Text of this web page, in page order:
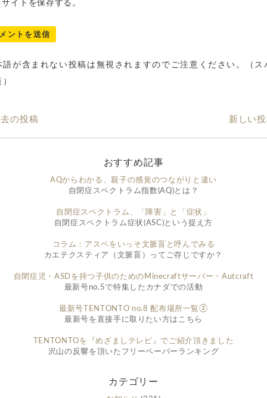
サイトを保存する。
語が含まれない投稿は無視されますのでご注意ください。（ス
の投稿 新しい
おすすめ記事
AQからわかる、親子の感覚のつながりと違い
自閉症スペクトラム指数(AQ)とは？
自閉症スペクトラム、「障害」と「症状」
自閉症スペクトラム症状(ASC)という捉え方
コラム：アスペをいっそ文脈盲と呼んでみる
カエテクスティア（文脈盲）ってご存じですか？
自閉症児・ASDを持つ子供のためのMinecraftサーバー・Autcraft
最新号no.5で特集したカナダでの活動
最新号TENTONTO no.8 配布場所一覧②
最新号を直接手に取りたい方はこちら
TENTONTOを『めざましテレビ』でご紹介頂きました
沢山の反響を頂いたフリーペーパーランキング
カテゴリー